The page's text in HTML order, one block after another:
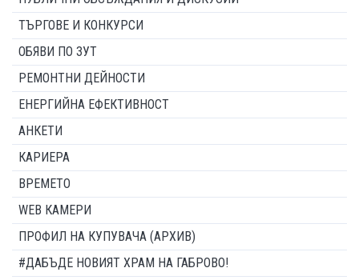
ТЪРГОВЕ И КОНКУРСИ
ОБЯВИ ПО ЗУТ
РЕМОНТНИ ДЕЙНОСТИ
ЕНЕРГИЙНА ЕФЕКТИВНОСТ
АНКЕТИ
КАРИЕРА
ВРЕМЕТО
WEB КАМЕРИ
ПРОФИЛ НА КУПУВАЧА (АРХИВ)
#ДАБЪДЕ НОВИЯТ ХРАМ НА ГАБРОВО!